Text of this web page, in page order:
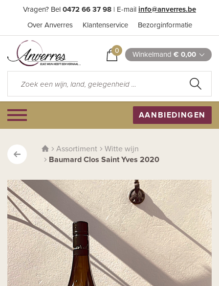
Vragen? Bel 0472 66 37 98 | E-mail info@anverres.be
Over Anverres Klantenservice Bezorginformatie
0 Winkelmand € 0,00
AANBIEDINGEN
Assortiment
Witte wijn
Baumard Clos Saint Yves 2020